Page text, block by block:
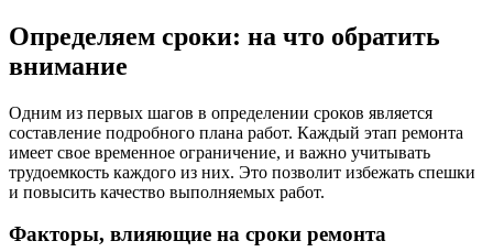
Определяем сроки: на что обратить
внимание
Одним из первых шагов в определении сроков является
составление подробного плана работ. Каждый этап ремонта
имеет свое временное ограничение, и важно учитывать
трудоемкость каждого из них. Это позволит избежать спешки
и повысить качество выполняемых работ.
Факторы, влияющие на сроки ремонта